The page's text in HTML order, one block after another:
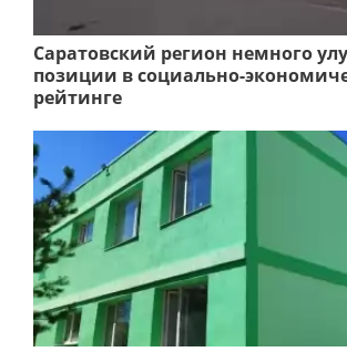
Саратовский регион немного
позиции в социально-
рейтинге